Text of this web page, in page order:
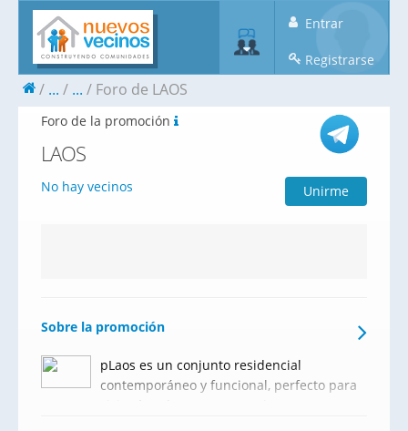
Entrar
Registrarse
... ... Foro de LAOS
Foro de la promoción
LAOS
No hay vecinos Unirme
Sobre la promoción
pLaos es un conjunto residencial
contemporáneo y funcional, perfecto para